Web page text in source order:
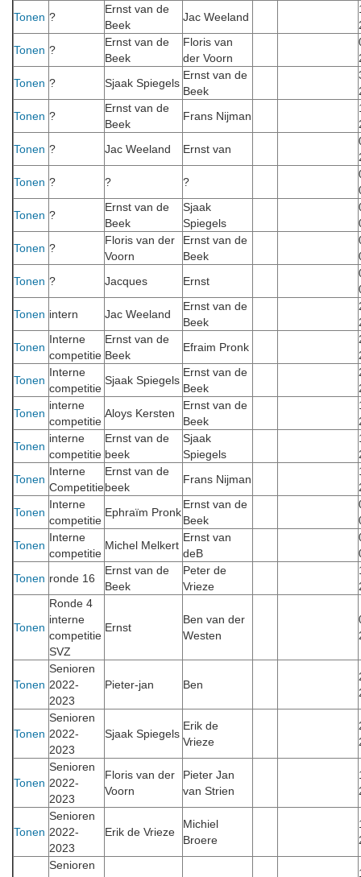
Tonen ?
Ernst van de
Beek
Jac Weeland
Tonen ?
Ernst van de
Beek
Floris van
der Voorn
Tonen ? Sjaak Spiegels
Ernst van de
Beek
Tonen ?
Ernst van de
Beek
Frans Nijman
Tonen ? Jac Weeland Ernst van
Tonen ? ? ?
Tonen ?
Ernst van de
Beek
Sjaak
Spiegels
Tonen ?
Floris van der
Voorn
Ernst van de
Beek
Tonen ? Jacques Ernst
Tonen intern Jac Weeland
Ernst van de
Beek
Tonen
Interne
competitie
Ernst van de
Beek
Efraim Pronk
Tonen
Interne
competitie
Sjaak Spiegels
Ernst van de
Beek
Tonen
interne
competitie
Aloys Kersten
Ernst van de
Beek
Tonen
interne
competitie
Ernst van de
beek
Sjaak
Spiegels
Tonen
Interne
Competitie
Ernst van de
beek
Frans Nijman
Tonen
Interne
competitie
Ephraïm Pronk
Ernst van de
Beek
Tonen
Interne
competitie
Michel Melkert
Ernst van
deB
Tonen ronde 16
Ernst van de
Beek
Peter de
Vrieze
Tonen
Ronde 4
interne
competitie
SVZ
Ernst
Ben van der
Westen
Tonen
Senioren
2022-
2023
Pieter-jan Ben
Tonen
Senioren
2022-
2023
Sjaak Spiegels
Erik de
Vrieze
Tonen
Senioren
2022-
2023
Floris van der
Voorn
Pieter Jan
van Strien
Tonen
Senioren
2022-
2023
Erik de Vrieze
Michiel
Broere
Senioren